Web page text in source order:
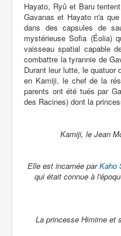
Hayato, Ryû et Baru
Gavanas et Hayato n'a
dans des capsules de
mystérieuse Sofia (Éolia)
vaisseau spatial capable
combattre la tyrannie de
Durant leur lutte, le quatuor
en Kamiji, le chef de la
parents ont été tués par
des Racines) dont la
Kamiji, le Jean
Elle est incarnée parKaho
qui était connue à
La princesse Himime et